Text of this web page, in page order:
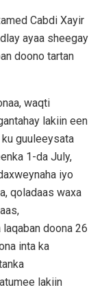
Cabdi Xayir
ayaa sheegay
doono tartan
waqti
lakiin een
guuleeysata
1-da July,
iyo
qoladaas waxa
doona 26
inta ka
lakiin